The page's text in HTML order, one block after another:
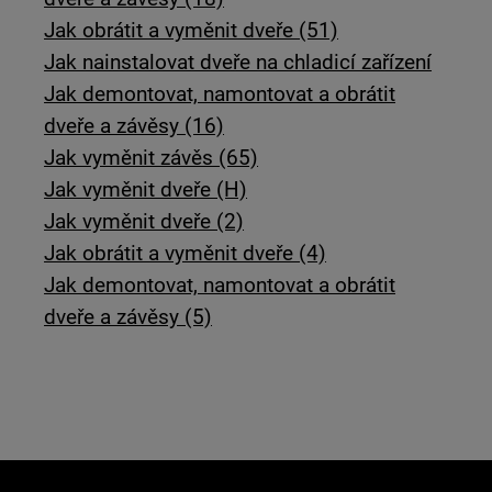
Jak obrátit a vyměnit dveře (51)
Jak nainstalovat dveře na chladicí zařízení
Jak demontovat, namontovat a obrátit
dveře a závěsy (16)
Jak vyměnit závěs (65)
Jak vyměnit dveře (H)
Jak vyměnit dveře (2)
Jak obrátit a vyměnit dveře (4)
Jak demontovat, namontovat a obrátit
dveře a závěsy (5)